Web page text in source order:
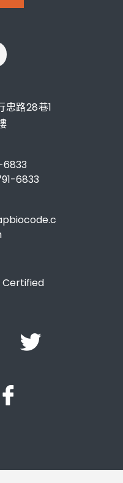
忠路28巷1
6833
Certified